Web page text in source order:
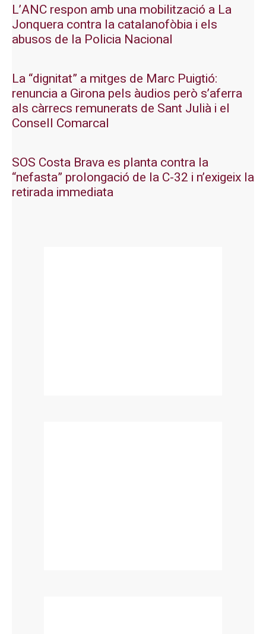
L’ANC respon amb una mobilització a La
Jonquera contra la catalanofòbia i els
abusos de la Policia Nacional
La “dignitat” a mitges de Marc Puigtió:
renuncia a Girona pels àudios però s’aferra
als càrrecs remunerats de Sant Julià i el
Consell Comarcal
SOS Costa Brava es planta contra la
“nefasta” prolongació de la C-32 i n’exigeix la
retirada immediata